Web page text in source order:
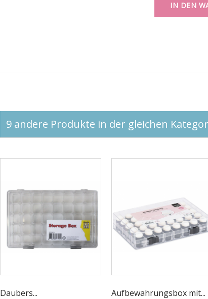
IN DEN
9 andere Produkte in der gleichen
Daubers... Aufbewahrungsbox mit...